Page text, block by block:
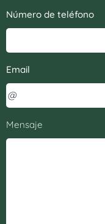
Número de teléfono
Email
Mensaje